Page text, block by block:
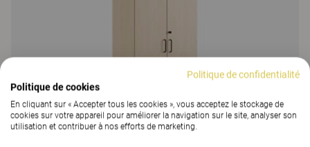
Politique de confidentialité
Politique de cookies
En cliquant sur « Accepter tous les cookies », vous acceptez le stockage de
cookies sur votre appareil pour améliorer la navigation sur le site, analyser son
utilisation et contribuer à nos efforts de marketing.